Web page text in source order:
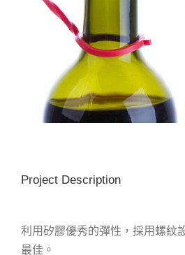
Project Description
利用矽膠優秀的彈性，採用螺紋
最佳。